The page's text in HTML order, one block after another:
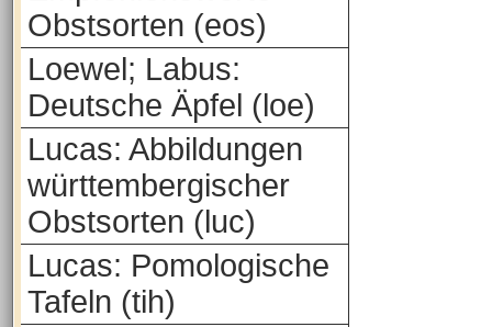
Obstsorten (eos)
Loewel; Labus:
Deutsche Äpfel (loe)
Lucas: Abbildungen
württembergischer
Obstsorten (luc)
Lucas: Pomologische
Tafeln (tih)